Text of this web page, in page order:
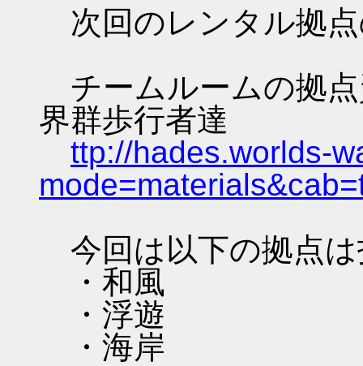
次回のレンタル拠
チームルームの拠
界群歩行者達
ttp://hades.worlds-
今回は以下の拠点
・和風
・浮遊
・海岸